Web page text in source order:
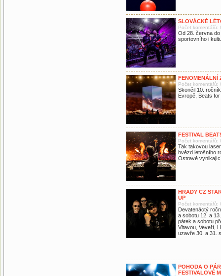
SLOVÁCKÉ
Počet komentářů:
Od 28. června
sportovního i
FENOMENÁLNÍ
Počet komentářů:
Skončil 10.
Evropě, Beats
FESTIVAL
Počet komentářů:
Tak takovou
hvězd letošního
Ostravě
HRADY CZ
UP
Počet komentářů:
Devatenáctý
a sobotu 12. a
pátek a sobotu
Vltavou, Veveří,
uzavře 30. a 31.
POHODA O
FESTIVALOVÉ